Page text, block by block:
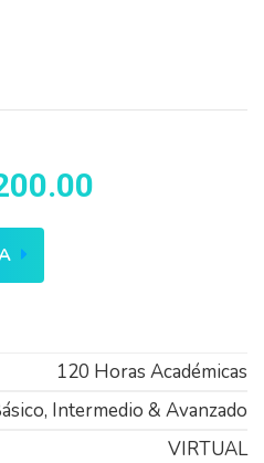
120 Horas Académicas
Intermedio & Avanzado
VIRTUAL